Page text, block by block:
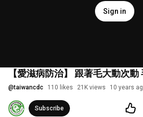
Sign in
【愛滋病防治】 跟著毛大動次
@taiwancdc 110 likes 21K views 10 years
Subscribe